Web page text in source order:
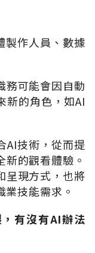
製作人員、數據
務可能會因自動
新的角色，如AI
AI技術，從而提
的觀看體驗。
呈現方式，也將
技能需求。
有沒有AI辦法